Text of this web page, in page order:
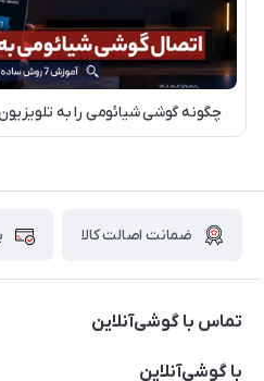
چگونه گوشی شیائومی را به
ضمانت اصالت کالا
تماس با گوشی‌آنلاین
۰۲۱91001221
با گوشی‌آنلاین